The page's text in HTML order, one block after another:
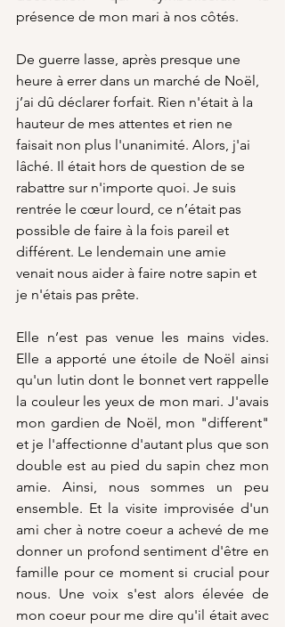
présence de mon mari à nos côtés.
De guerre lasse, après presque une
heure à errer dans un marché de Noël,
j’ai dû déclarer forfait. Rien n'était à la
hauteur de mes attentes et rien ne
faisait non plus l'unanimité. Alors, j'ai
lâché. Il était hors de question de se
rabattre sur n'importe quoi. Je suis
rentrée le cœur lourd, ce n’était pas
possible de faire à la fois pareil et
différent. Le lendemain une amie
venait nous aider à faire notre sapin et
je n'étais pas prête.
Elle n’est pas venue les mains vides.
Elle a apporté une étoile de Noël ainsi
qu'un lutin dont le bonnet vert rappelle
la couleur les yeux de mon mari. J'avais
mon gardien de Noël, mon "different"
et je l'affectionne d'autant plus que son
double est au pied du sapin chez mon
amie. Ainsi, nous sommes un peu
ensemble. Et la visite improvisée d'un
ami cher à notre coeur a achevé de me
donner un profond sentiment d'être en
famille pour ce moment si crucial pour
nous. Une voix s'est alors élevée de
mon coeur pour me dire qu'il était avec